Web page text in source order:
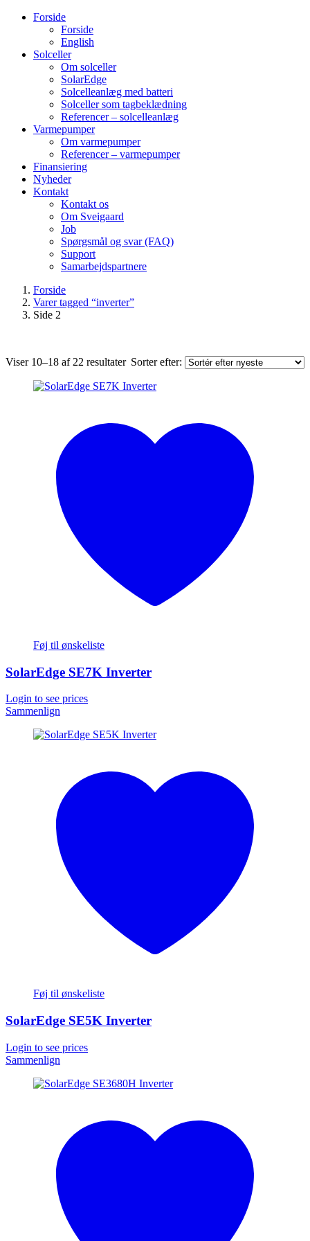
Forside
Forside
English
Solceller
Om solceller
SolarEdge
Solcelleanlæg med batteri
Solceller som tagbeklædning
Referencer – solcelleanlæg
Varmepumper
Om varmepumper
Referencer – varmepumper
Finansiering
Nyheder
Kontakt
Kontakt os
Om Sveigaard
Job
Spørgsmål og svar (FAQ)
Support
Samarbejdspartnere
Forside
Varer tagged “inverter”
Side 2
Viser 10–18 af 22 resultaterSorteret
seneste
Sorter efter:
Føj til ønskeliste
SolarEdge SE7K Inverter
Login to see prices
Sammenlign
Føj til ønskeliste
SolarEdge SE5K Inverter
Login to see prices
Sammenlign